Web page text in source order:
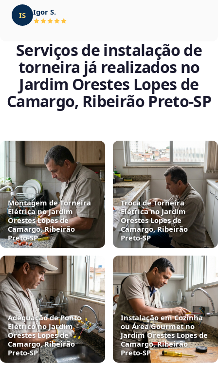
IS Igor S.
Serviços de instalação de
torneira já realizados no
Jardim Orestes Lopes de
Camargo, Ribeirão Preto‑SP
Montagem de Torneira
Elétrica no Jardim
Orestes Lopes de
Camargo, Ribeirão
Preto‑SP
Troca de Torneira
Elétrica no Jardim
Orestes Lopes de
Camargo, Ribeirão
Preto‑SP
Adequação de Ponto
Elétrico no Jardim
Orestes Lopes de
Camargo, Ribeirão
Preto‑SP
Instalação em Cozinha
ou Área Gourmet no
Jardim Orestes Lopes de
Camargo, Ribeirão
Preto‑SP